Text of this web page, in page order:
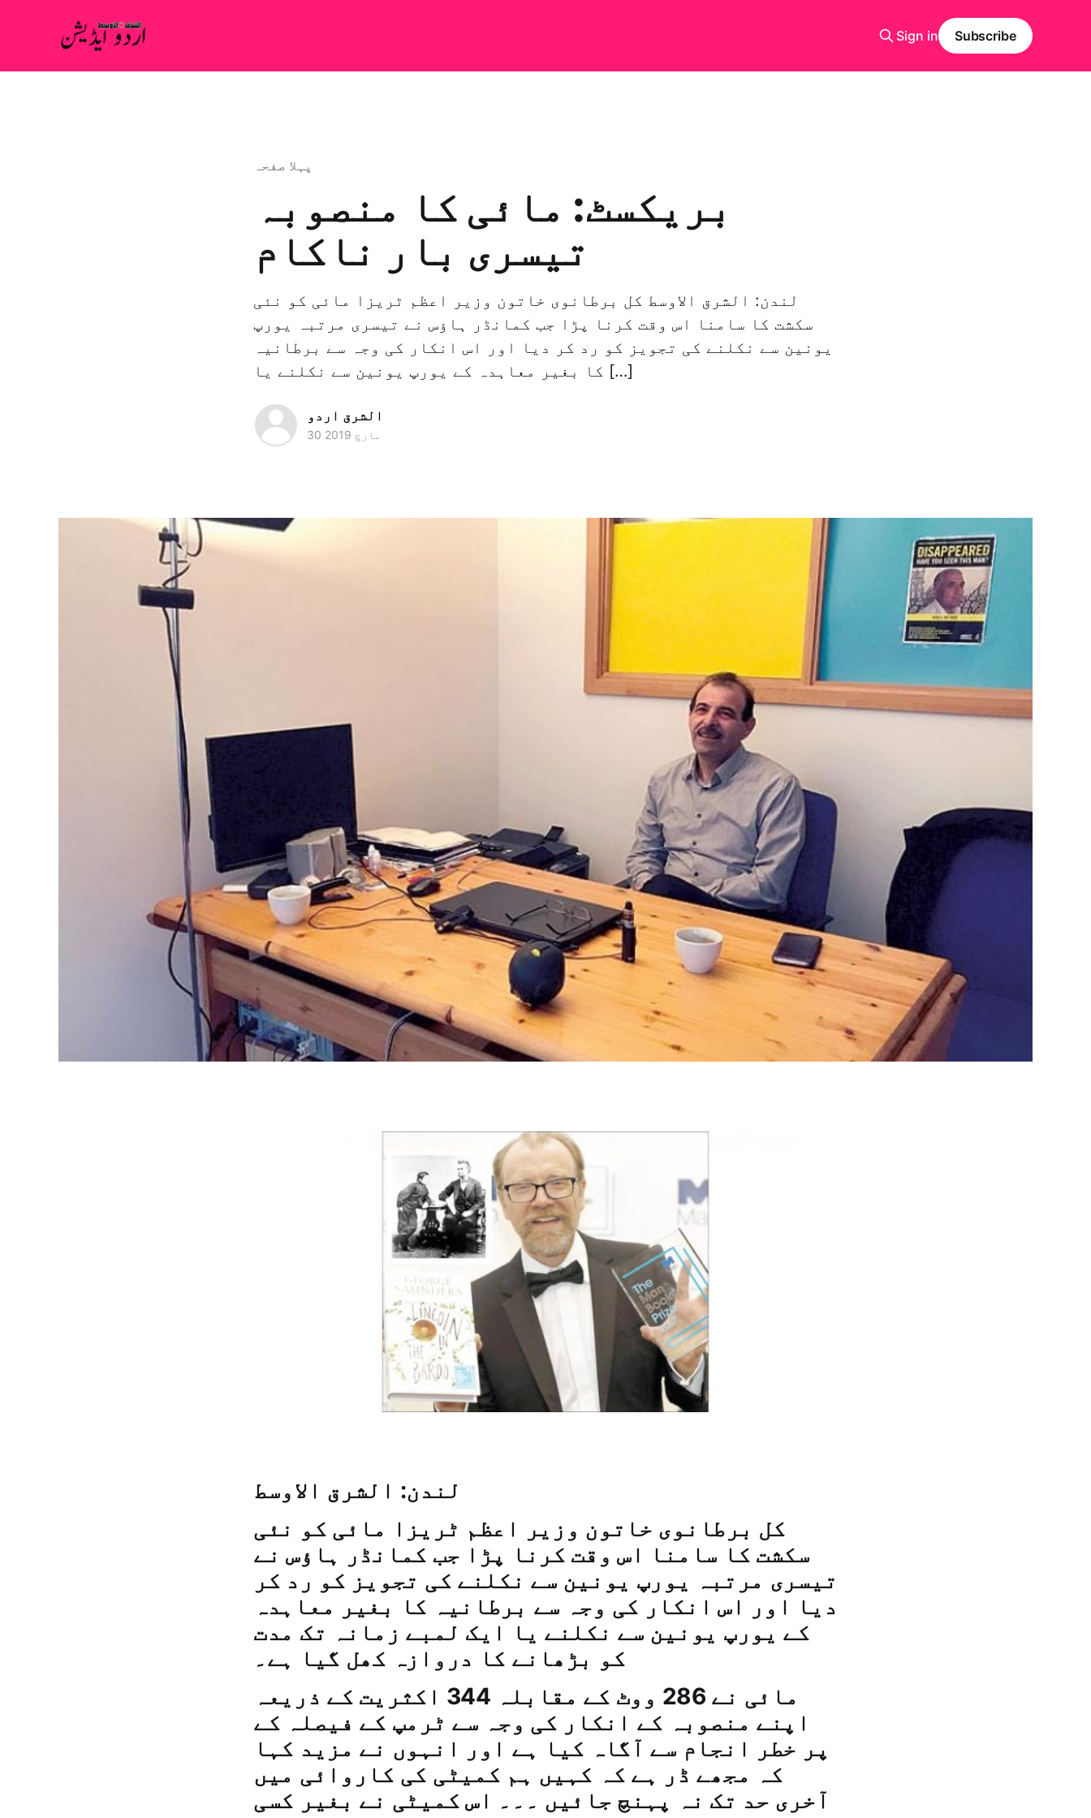
Sign in Subscribe
پہلا صفحہ
بریکسٹ: مائی کا منصوبہ
تیسری بار ناکام
لندن: الشرق الاوسط کل برطانوی خاتون وزیر اعظم ٹریزا مائی کو نئی
سکشت کا سامنا اس وقت کرنا پڑا جب کمانڈر ہاؤس نے تیسری مرتبہ یورپ
یونین سے نکلنے کی تجویز کو رد کر دیا اور اس انکار کی وجہ سے برطانیہ
کا بغیر معاہدہ کے یورپ یونین سے نکلنے یا […]
الشرق اردو
30 مارچ 2019
لندن: الشرق الاوسط
کل برطانوی خاتون وزیر اعظم ٹریزا مائی کو نئی
سکشت کا سامنا اس وقت کرنا پڑا جب کمانڈر ہاؤس نے
تیسری مرتبہ یورپ یونین سے نکلنے کی تجویز کو رد کر
دیا اور اس انکار کی وجہ سے برطانیہ کا بغیر معاہدہ
کے یورپ یونین سے نکلنے یا ایک لمبے زمانہ تک مدت
کو بڑھانے کا دروازہ کھل گیا ہے۔
مائی نے 286 ووٹ کے مقابلہ 344 اکثریت کے ذریعہ
اپنے منصوبہ کے انکار کی وجہ سے ٹرمپ کے فیصلہ کے
پر خطر انجام سے آگاہ کیا ہے اور انہوں نے مزید کہا
کہ مجھے ڈر ہے کہ کہیں ہم کمیٹی کی کاروائی میں
آخری حد تک نہ پہنچ جائیں ۔۔۔ اس کمیٹی نے بغیر کسی